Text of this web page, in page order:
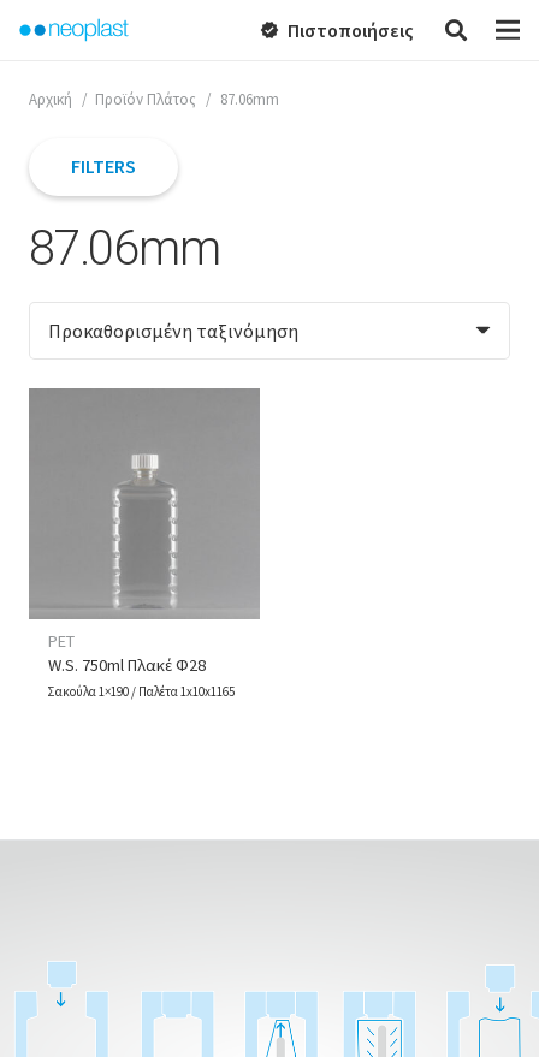
verified Πιστοποιήσεις
Αρχική / Προϊόν Πλάτος / 87.06mm
87.06mm
PET
W.S. 750ml Πλακέ Φ28
Σακούλα 1×190 / Παλέτα 1x10x1165
FILTERS